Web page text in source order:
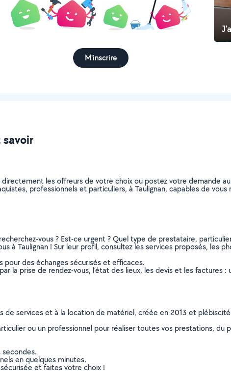
M'inscrire
directement les offreurs de votre choix ou postez votre demande
professionnels et particuliers, à Taulignan, capables de
vous ? Est-ce urgent ? Quel type de prestataire,
à Taulignan ! Sur leur profil, consultez les services proposés, les
pour des échanges sécurisés et efficaces.
la prise de rendez-vous, l’état des lieux, les devis et les factures
de services et à la location de matériel, créée en 2013 et
ou un professionnel pour réaliser toutes vos prestations, du
secondes.
en quelques minutes.
et faites votre choix !